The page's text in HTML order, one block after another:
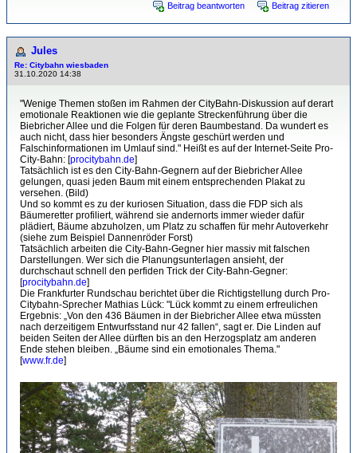
Beitrag beantworten Beitrag zitieren
Jules
Re: Citybahn wiesbaden
31.10.2020 14:38
"Wenige Themen stoßen im Rahmen der CityBahn-Diskussion auf derart
emotionale Reaktionen wie die geplante Streckenführung über die
Biebricher Allee und die Folgen für deren Baumbestand. Da wundert es
auch nicht, dass hier besonders Ängste geschürt werden und
Falschinformationen im Umlauf sind." Heißt es auf der Internet-Seite Pro-
City-Bahn: [procitybahn.de]
Tatsächlich ist es den City-Bahn-Gegnern auf der Biebricher Allee
gelungen, quasi jeden Baum mit einem entsprechenden Plakat zu
versehen. (Bild)
Und so kommt es zu der kuriosen Situation, dass die FDP sich als
Bäumeretter profiliert, während sie andernorts immer wieder dafür
plädiert, Bäume abzuholzen, um Platz zu schaffen für mehr Autoverkehr
(siehe zum Beispiel Dannenröder Forst)
Tatsächlich arbeiten die City-Bahn-Gegner hier massiv mit falschen
Darstellungen. Wer sich die Planungsunterlagen ansieht, der
durchschaut schnell den perfiden Trick der City-Bahn-Gegner:
[procitybahn.de]
Die Frankfurter Rundschau berichtet über die Richtigstellung durch Pro-
Citybahn-Sprecher Mathias Lück: "Lück kommt zu einem erfreulichen
Ergebnis: „Von den 436 Bäumen in der Biebricher Allee etwa müssten
nach derzeitigem Entwurfsstand nur 42 fallen“, sagt er. Die Linden auf
beiden Seiten der Allee dürften bis an den Herzogsplatz am anderen
Ende stehen bleiben. „Bäume sind ein emotionales Thema."
[www.fr.de]